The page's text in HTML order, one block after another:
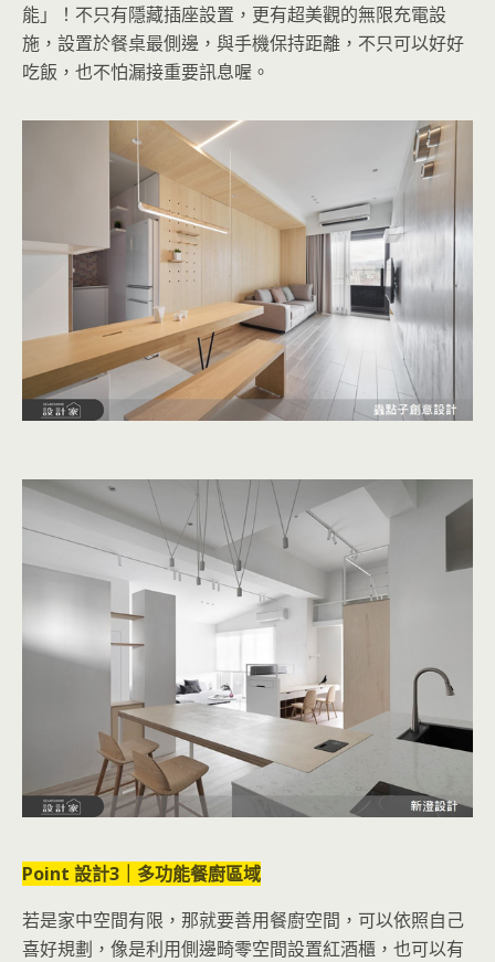
能」！不只有隱藏插座設置，更有超美觀的無限充電設
施，設置於餐桌最側邊，與手機保持距離，不只可以好好
吃飯，也不怕漏接重要訊息喔。
Point 設計3｜多功能餐廚區域
若是家中空間有限，那就要善用餐廚空間，可以依照自己
喜好規劃，像是利用側邊畸零空間設置紅酒櫃，也可以有